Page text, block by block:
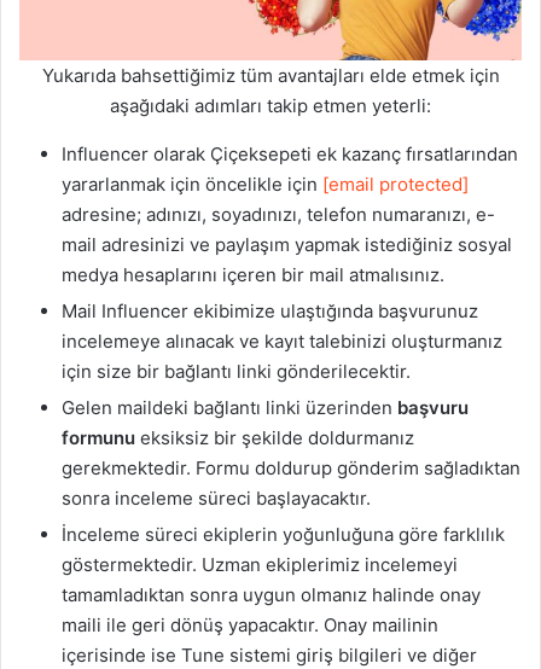
Yukarıda bahsettiğimiz tüm avantajları elde etmek için
aşağıdaki adımları takip etmen yeterli:
Influencer olarak Çiçeksepeti ek kazanç fırsatlarından
yararlanmak için öncelikle için [email protected]
adresine; adınızı, soyadınızı, telefon numaranızı, e-
mail adresinizi ve paylaşım yapmak istediğiniz sosyal
medya hesaplarını içeren bir mail atmalısınız.
Mail Influencer ekibimize ulaştığında başvurunuz
incelemeye alınacak ve kayıt talebinizi oluşturmanız
için size bir bağlantı linki gönderilecektir.
Gelen maildeki bağlantı linki üzerinden başvuru
formunu eksiksiz bir şekilde doldurmanız
gerekmektedir. Formu doldurup gönderim sağladıktan
sonra inceleme süreci başlayacaktır.
İnceleme süreci ekiplerin yoğunluğuna göre farklılık
göstermektedir. Uzman ekiplerimiz incelemeyi
tamamladıktan sonra uygun olmanız halinde onay
maili ile geri dönüş yapacaktır. Onay mailinin
içerisinde ise Tune sistemi giriş bilgileri ve diğer